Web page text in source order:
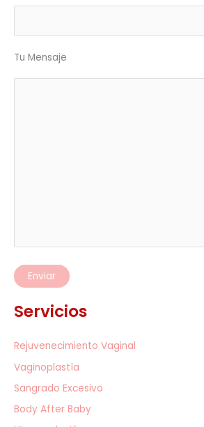
Tu Mensaje
Servicios
Rejuvenecimiento Vaginal
Vaginoplastía
Sangrado Excesivo
Body After Baby